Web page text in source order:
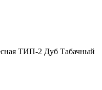
ТИП-2 Дуб Табачный